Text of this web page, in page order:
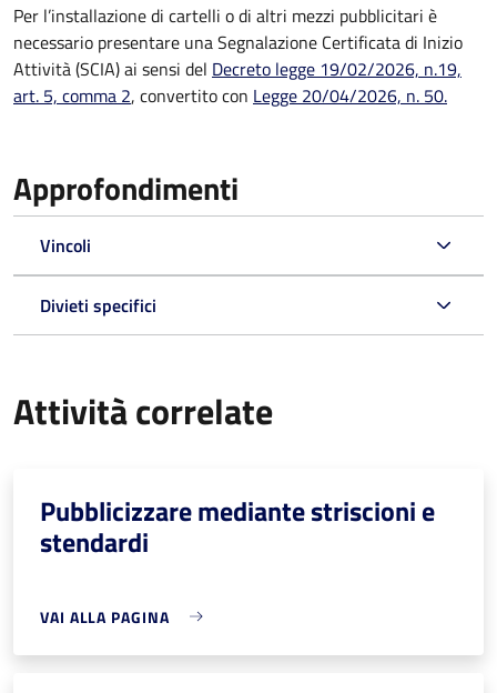
Per l’installazione di cartelli o di altri mezzi pubblicitari è
necessario presentare una Segnalazione Certificata di Inizio
Attività (SCIA) ai sensi del Decreto legge 19/02/2026, n.19,
art. 5, comma 2, convertito con Legge 20/04/2026, n. 50.
Approfondimenti
Vincoli
Divieti specifici
Attività correlate
Pubblicizzare mediante striscioni e
stendardi
VAI ALLA PAGINA